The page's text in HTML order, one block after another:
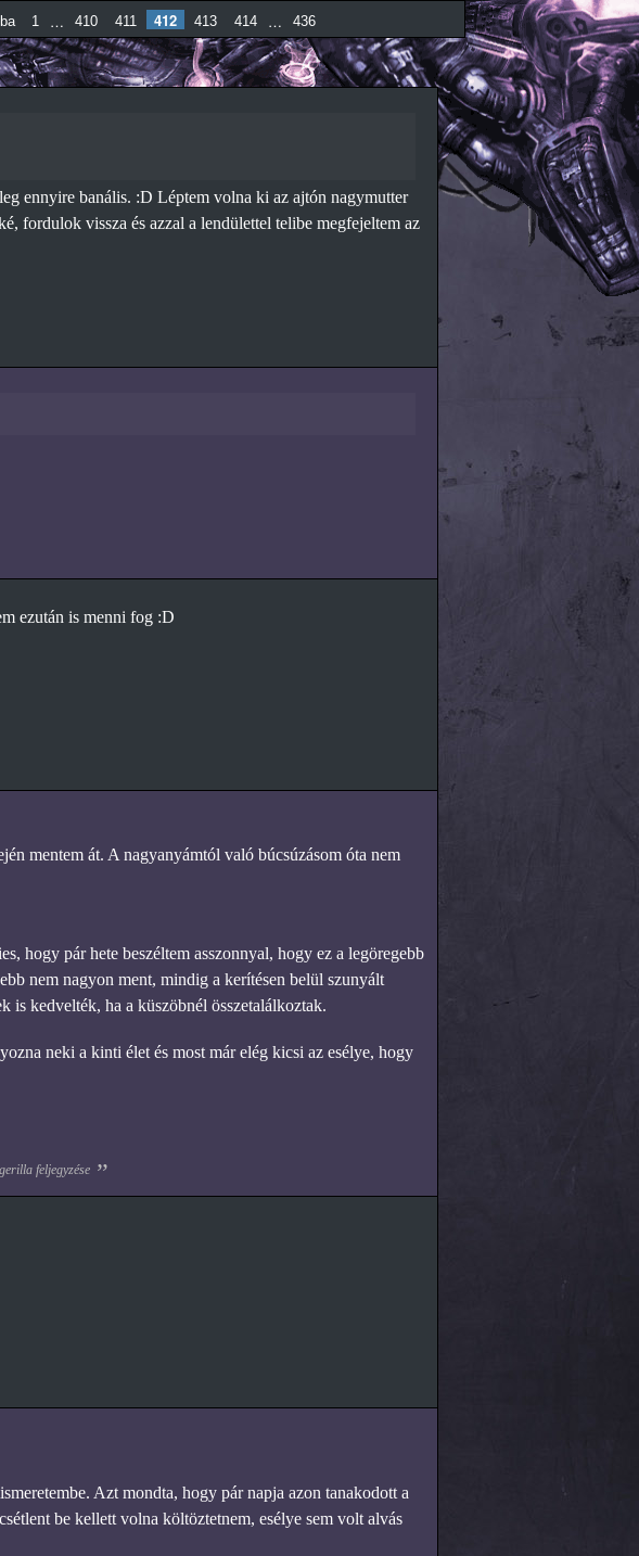
1 … 410 411 412 413 414 … 436
ennyire banális. :D Léptem volna ki az ajtón nagymutter
fordulok vissza és azzal a lendülettel telibe megfejeltem az
ezután is menni fog :D
mentem át. A nagyanyámtól való búcsúzásom óta nem
hogy pár hete beszéltem asszonnyal, hogy ez a legöregebb
nem nagyon ment, mindig a kerítésen belül szunyált
is kedvelték, ha a küszöbnél összetalálkoztak.
neki a kinti élet és most már elég kicsi az esélye, hogy
feljegyzése
Azt mondta, hogy pár napja azon tanakodott a
be kellett volna költöztetnem, esélye sem volt alvás